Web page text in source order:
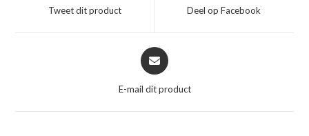
nieuw
Tweet dit product
nieuw
Deel op Facebook
Opent
in
nieuw
E-mail dit product